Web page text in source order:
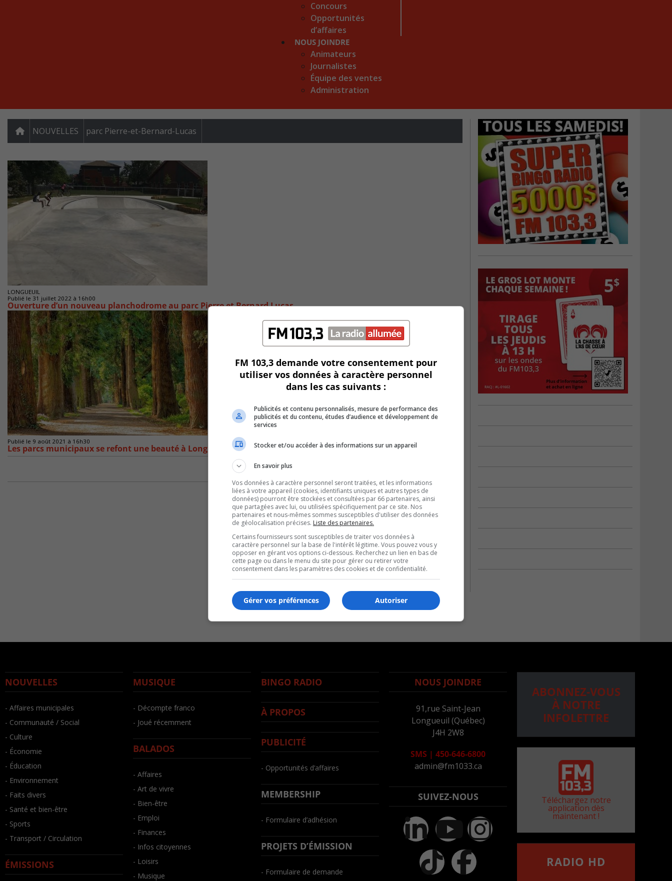
Concours
Opportunités
d’affaires
NOUS JOINDRE
Animateurs
Journalistes
Équipe des ventes
Administration
NOUVELLES parc Pierre-et-Bernard-Lucas
LONGUEUIL
Publié le 31 juillet 2022 à 16h00
Ouverture d’un nouveau planchodrome au parc Pierre et Bernard Lucas
Publié le 9 août 2021 à 16h30
Les parcs municipaux se refont une beauté à Longueuil
NOUVELLES
- Affaires municipales
- Communauté / Social
- Culture
- Économie
- Éducation
- Environnement
- Faits divers
- Santé et bien-être
- Sports
- Transport / Circulation
ÉMISSIONS
MUSIQUE
- Décompte franco
- Joué récemment
BALADOS
- Affaires
- Art de vivre
- Bien-être
- Emploi
- Finances
- Infos citoyennes
- Loisirs
- Musique
BINGO RADIO
À PROPOS
PUBLICITÉ
- Opportunités d’affaires
MEMBERSHIP
- Formulaire d’adhésion
PROJETS D’ÉMISSION
- Formulaire de demande
NOUS JOINDRE
91,rue Saint-Jean
Longueuil (Québec)
J4H 2W8
SMS | 450-646-6800
admin@fm1033.ca
SUIVEZ-NOUS
ABONNEZ-VOUS
À NOTRE
INFOLETTRE
Téléchargez notre
application dès
maintenant !
RADIO HD
FM 103,3 demande votre consentement pour
utiliser vos données à caractère personnel
dans les cas suivants :
Publicités et contenu personnalisés, mesure de performance des
publicités et du contenu, études d’audience et développement de
services
Stocker et/ou accéder à des informations sur un appareil
En savoir plus
Vos données à caractère personnel seront traitées, et les informations
liées à votre appareil (cookies, identifiants uniques et autres types de
données) pourront être stockées et consultées par 66 partenaires, ainsi
que partagées avec lui, ou utilisées spécifiquement par ce site. Nos
partenaires et nous-mêmes sommes susceptibles d'utiliser des données
de géolocalisation précises. Liste des partenaires.
Certains fournisseurs sont susceptibles de traiter vos données à
caractère personnel sur la base de l'intérêt légitime. Vous pouvez vous y
opposer en gérant vos options ci-dessous. Recherchez un lien en bas de
cette page ou dans le menu du site pour gérer ou retirer votre
consentement dans les paramètres des cookies et de confidentialité.
Autoriser
Gérer vos préférences